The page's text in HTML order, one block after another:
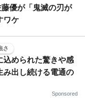
優が「鬼滅の刃が
ワケ
さ
込められた驚きや感
み出し続ける電通の
Sponsored